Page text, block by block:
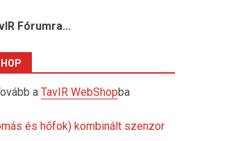
Fórumra...
a TavIR WebShopba
és hőfok) kombinált szenzor